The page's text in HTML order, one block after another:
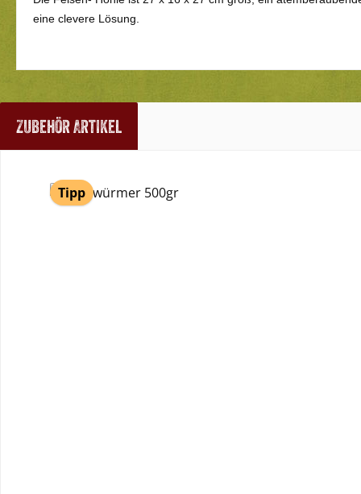
eine clevere Lösung.
Zubehör Artikel
Produktgalerie überspringen
Tipp